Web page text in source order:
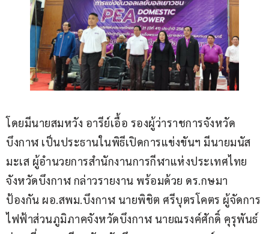
โดยมีนายสมหวัง อารีย์เอื้อ รองผู้ว่าราชการจังหวัด
บึงกาฬ เป็นประธานในพิธีเปิดการแข่งขันฯ มีนายมนัส
มะเส ผู้อำนวยการสำนักงานการกีฬาแห่งประเทศไทย
จังหวัดบึงกาฬ กล่าวรายงาน พร้อมด้วย ดร.กษมา
ป้องกัน ผอ.สพม.บึงกาฬ นายพิชิต ศรีบุตรโคตร ผู้จัดการ
ไฟฟ้าส่วนภูมิภาคจังหวัดบึงกาฬ นายณรงค์ศักดิ์ คุรุพันธ์